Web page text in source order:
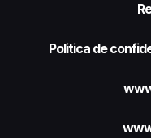
Politica de